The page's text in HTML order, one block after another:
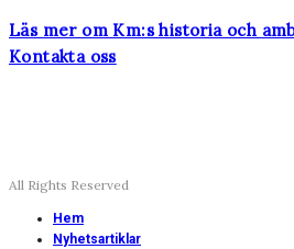
Läs mer om Km:s historia och
Kontakta oss
All Rights Reserved
Hem
Nyhetsartiklar